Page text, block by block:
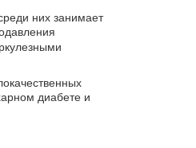
них занимает
диабете и